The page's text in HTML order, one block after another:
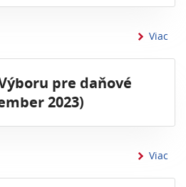
Viac
pre daňové
2023)
Viac